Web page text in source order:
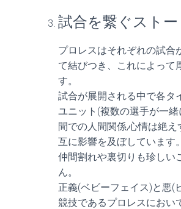
試合を繋ぐスト
プロレスはそれぞれの試合
て結びつき、これによって
す。
試合が展開される中で各タ
ユニット(複数の選手が一
間での人間関係,心情は絶
互に影響を及ぼしています。
仲間割れや裏切りも珍しい
ん。
正義(ベビーフェイス)と悪(
競技であるプロレスにおい